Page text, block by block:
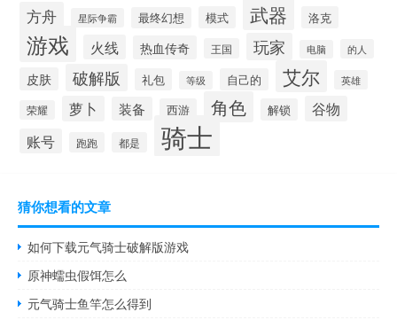
方舟 星际争霸 最终幻想 模式 武器 洛克
游戏 火线 热血传奇 王国 玩家 电脑 的人
皮肤 破解版 礼包 等级 自己的 艾尔 英雄
荣耀 萝卜 装备 西游 角色 解锁 谷物
账号 跑跑 都是 骑士
猜你想看的文章
如何下载元气骑士破解版游戏
原神蠕虫假饵怎么
元气骑士鱼竿怎么得到